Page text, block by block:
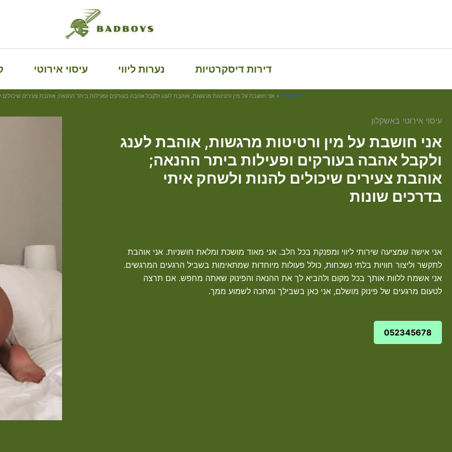
דירות דיסקרטיות נערות ליווי עיסוי אירוטי
דף הבית אני חושבת על מין ורטיטות מרגשות, אוהבת לענג ולקבל אהבה בעורקים ופעילות ביתר ההנאה; אוהבת צעירים שיכולים
עיסוי אירוטי באשקלון
אני חושבת על מין ורטיטות מרגשות, אוהבת לענג
ולקבל אהבה בעורקים ופעילות ביתר ההנאה;
אוהבת צעירים שיכולים להנות ולשחק איתי
בדרכים שונות
אני אישה שמציעה שירותי ליווי ומפנקת בכל הלב. אני מאוד מושכת ומלאת חושניות. אני אוהבת
לתקשר וליצור חוויות בלתי נשכחות, כולל פעולות מיוחדות שמתאימות בשביל הרגעים המרגשים.
אני אשמח ללוות אותך בכל מקום ולהביא לך את ההנאה והפינוק שאתה מחפש. אם תרצה
לטעום מרגעים של פינוק מושלם, אני כאן בשבילך ומחכה לשמוע ממך.
052345678